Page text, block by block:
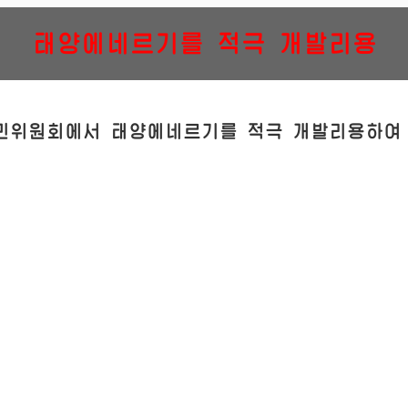
태양에네르기를 적극 개발리용
위원회에서 태양에네르기를 적극 개발리용하